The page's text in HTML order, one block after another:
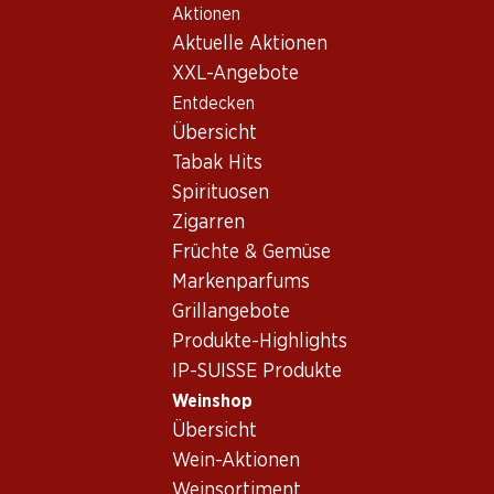
Aktionen
Aktuelle Aktionen
XXL-Angebote
Entdecken
Übersicht
Tabak Hits
Spirituosen
Zigarren
Früchte & Gemüse
Markenparfums
Grillangebote
Produkte-Highlights
IP-SUISSE Produkte
Weinshop
Übersicht
Wein-Aktionen
Wein/Champagner
Venetien
Gran Duca Limited Edition Extra Dry Prosecco DOC
Vorderseite